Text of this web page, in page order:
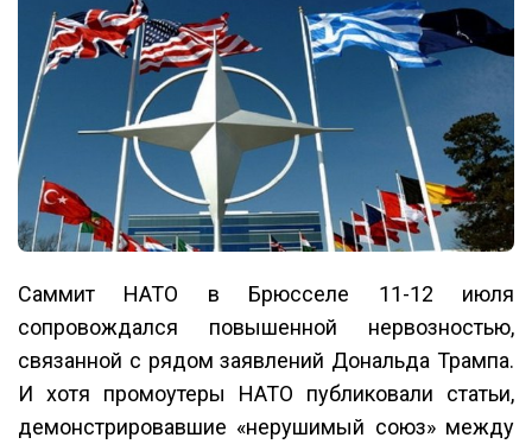
Саммит НАТО в Брюсселе 11-12 июля
сопровождался повышенной нервозностью,
связанной с рядом заявлений Дональда Трампа.
И хотя промоутеры НАТО публиковали статьи,
демонстрировавшие «нерушимый союз» между